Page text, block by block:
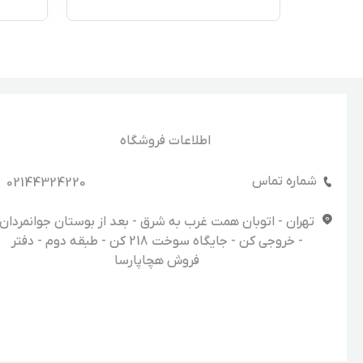
اطلاعات فروشگاه
شماره تماس 02144324220
تهران - اتوبان همت غرب به شرق - بعد از بوستان جوانمردان
- خروجی کن - جایگاه سوخت 218 کن - طبقه دوم - دفتر
فروش هچاپارسا